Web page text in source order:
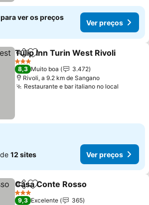
ver os preços
Ver preços
PartilharAdicionar aos favoritos
Tulip Inn Turin West Rivoli
3 Estrelas
8,3 Muito boa
3.472
Rivoli, a 9.2 km de Sangano
Restaurante e bar italiano no local
12 sites Ver preços
PartilharAdicionar aos favoritos
Casa Conte Rosso
3 Estrelas
9,3 Excelente
365